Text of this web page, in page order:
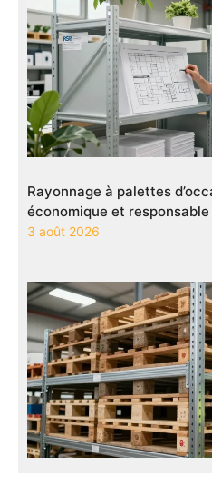
Rayonnage à palettes
économique et responsable
3 août 2026